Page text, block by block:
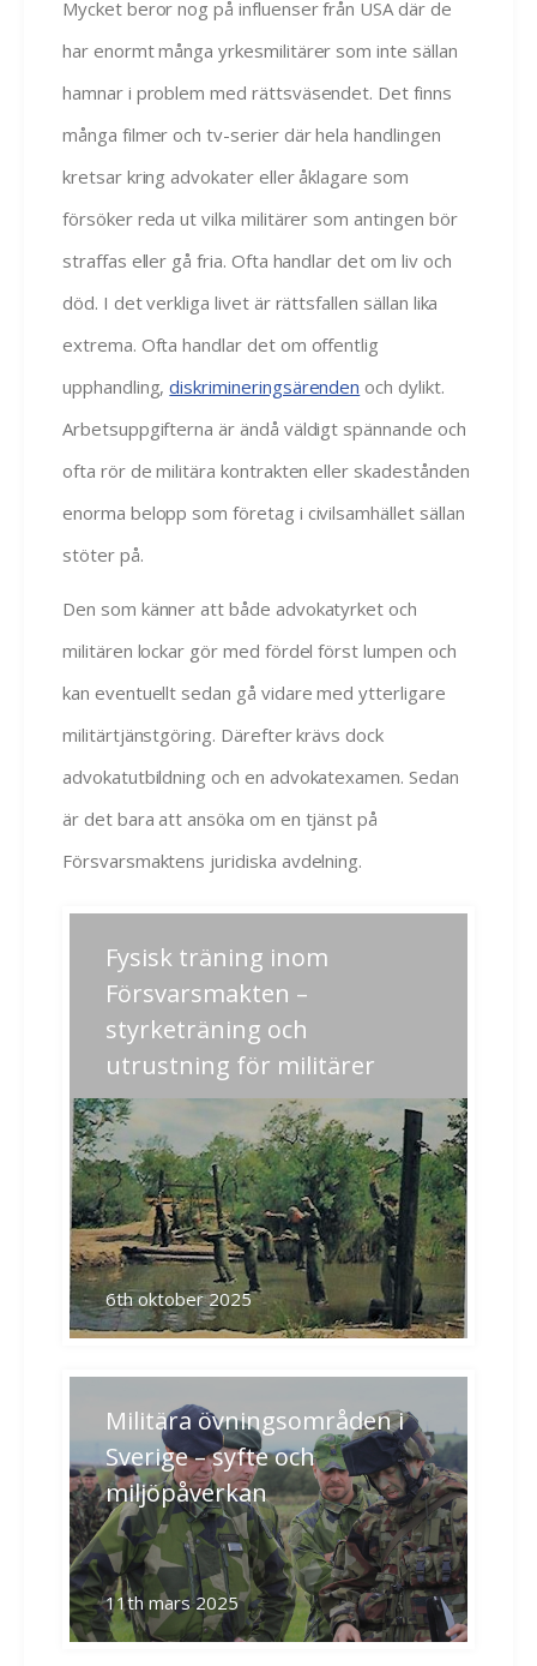
Mycket beror nog på influenser från USA där de
har enormt många yrkesmilitärer som inte sällan
hamnar i problem med rättsväsendet. Det finns
många filmer och tv-serier där hela handlingen
kretsar kring advokater eller åklagare som
försöker reda ut vilka militärer som antingen bör
straffas eller gå fria. Ofta handlar det om liv och
död. I det verkliga livet är rättsfallen sällan lika
extrema. Ofta handlar det om offentlig
upphandling,diskrimineringsärenden och dylikt.
Arbetsuppgifterna är ändå väldigt spännande och
ofta rör de militära kontrakten eller skadestånden
enorma belopp som företag i civilsamhället sällan
stöter på.
Den som känner att både advokatyrket och
militären lockar gör med fördel först lumpen och
kan eventuellt sedan gå vidare med ytterligare
militärtjänstgöring. Därefter krävs dock
advokatutbildning och en advokatexamen. Sedan
är det bara att ansöka om en tjänst på
Försvarsmaktens juridiska avdelning.
Inläggsnavigering
Previous
Fysisk träning inom
Försvarsmakten –
styrketräning och
utrustning för militärer
6th oktober 2025
Militära övningsområden i
Sverige – syfte och
miljöpåverkan
11th mars 2025